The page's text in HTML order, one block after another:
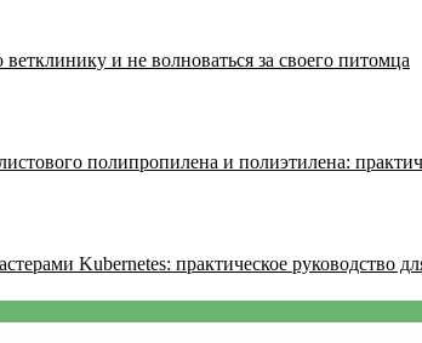
и не волноваться за своего питомца
полипропилена и полиэтилена:
Kubernetes: практическое руководство